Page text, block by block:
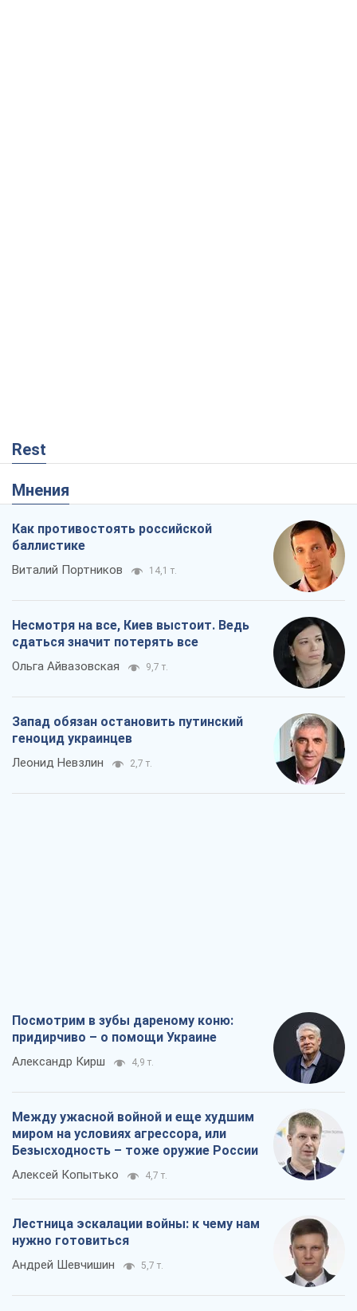
Rest
Мнения
Как противостоять российской
баллистике
Виталий Портников 14,1 т.
Несмотря на все, Киев выстоит. Ведь
сдаться значит потерять все
Ольга Айвазовская 9,7 т.
Запад обязан остановить путинский
геноцид украинцев
Леонид Невзлин 2,7 т.
Посмотрим в зубы дареному коню:
придирчиво – о помощи Украине
Александр Кирш 4,9 т.
Между ужасной войной и еще худшим
миром на условиях агрессора, или
Безысходность – тоже оружие России
Алексей Копытько 4,7 т.
Лестница эскалации войны: к чему нам
нужно готовиться
Андрей Шевчишин 5,7 т.